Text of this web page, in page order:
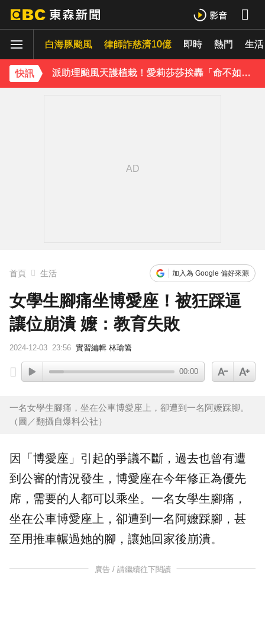
白海豚颱風 律師詐慈濟10億 即時 熱門 生活
快訊
百萬網紅失蹤3年遇害！遭閨密設局赴菲「綁架撕票」千萬贖金救不回
派助理颱風天護植栽！愛莉莎莎挨轟「命不如植物」反擊：不會被吹出去
首頁 生活 加入為 Google 偏好來源
女學生腳痛坐博愛座！被狂踩逼
讓位崩潰 嬤：教育失敗
2024-12-03 23:56 實習編輯 林瑜䇹
00:00
一名女學生腳痛，坐在公車博愛座上，卻遭到一名阿嬤踩腳。
（圖／翻攝自爆料公社）
因「 博愛座 」引起的爭議不斷，過去也曾有遭
到公審的情況發生，博愛座在今年修正為優先
席 ，需要的人都可以乘坐。一名女學生腳痛 ，
坐在公車博愛座上，卻遭到一名 阿嬤踩腳，甚
至用推車輾過她的腳，讓她回家後崩潰。
廣告 / 請繼續往下閱讀